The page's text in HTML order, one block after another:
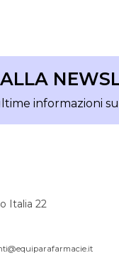
informazioni
Italia 22